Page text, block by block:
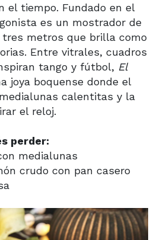
el tiempo. Fundado en el
es un mostrador de
metros que brilla como
Entre vitrales, cuadros
tango y fútbol, El
joya boquense donde el
calentitas y la
el reloj.
perder:
medialunas
crudo con pan casero